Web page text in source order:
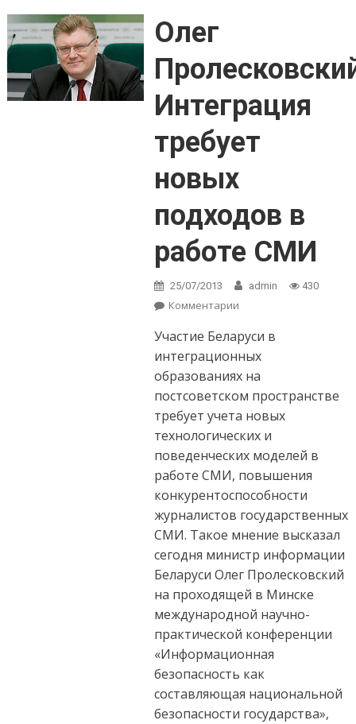
Олег
Интеграция
требует
новых
подходов в
работе СМИ
25/07/2013 admin 430
Комментарии
Интеграция
требует новых
работе СМИ
Участие Беларуси в
интеграционных
образованиях на
постсоветском пространстве
требует учета новых
технологических и
поведенческих моделей в
работе СМИ, повышения
конкурентоспособности
журналистов государственных
СМИ. Такое мнение высказал
сегодня министр информации
Беларуси Олег Пролесковский
на проходящей в Минске
международной научно-
практической конференции
«Информационная
безопасность как
составляющая национальной
безопасности государства»,